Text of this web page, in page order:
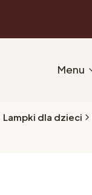
Menu
Lampki dla dzieci